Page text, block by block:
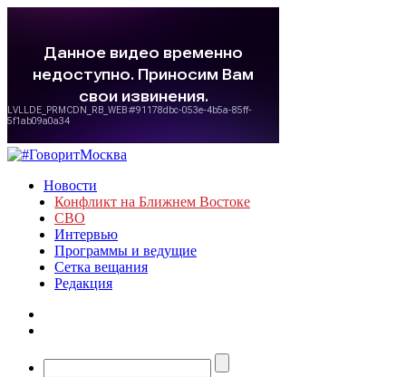
Новости
Конфликт на Ближнем Востоке
СВО
Интервью
Программы и ведущие
Сетка вещания
Редакция